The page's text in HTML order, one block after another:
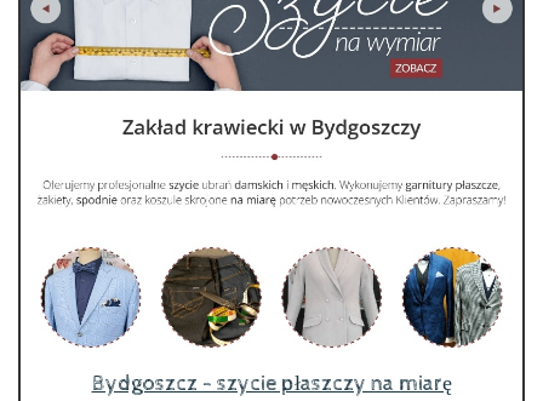
Bydgoszcz - szycie płaszczy na miarę